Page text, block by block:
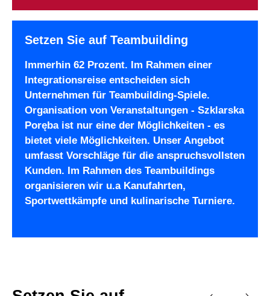
Setzen Sie auf Teambuilding
Immerhin 62 Prozent. Im Rahmen einer
Integrationsreise entscheiden sich
Unternehmen für Teambuilding-Spiele.
Organisation von Veranstaltungen - Szklarska
Poręba ist nur eine der Möglichkeiten - es
bietet viele Möglichkeiten. Unser Angebot
umfasst Vorschläge für die anspruchsvollsten
Kunden. Im Rahmen des Teambuildings
organisieren wir u.a Kanufahrten,
Sportwettkämpfe und kulinarische Turniere.